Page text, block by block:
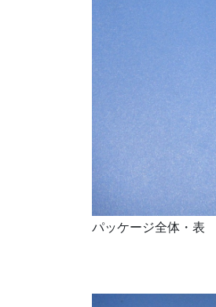
パッケージ全体・表